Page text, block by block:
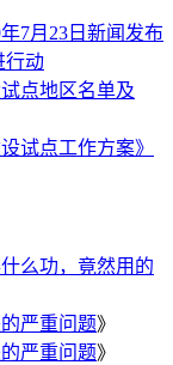
7月23日新闻发布
行动
点地区名单及
试点工作方案》
么功，竟然用的
严重问题》
严重问题》